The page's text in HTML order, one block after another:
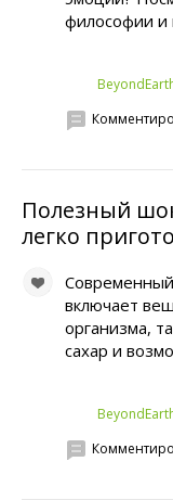
философии и
Полезный
легко
включает
организма,
сахар и